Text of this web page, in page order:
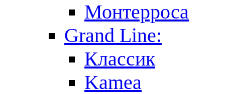
Монтерроса
Grand Line:
Классик
Kamea